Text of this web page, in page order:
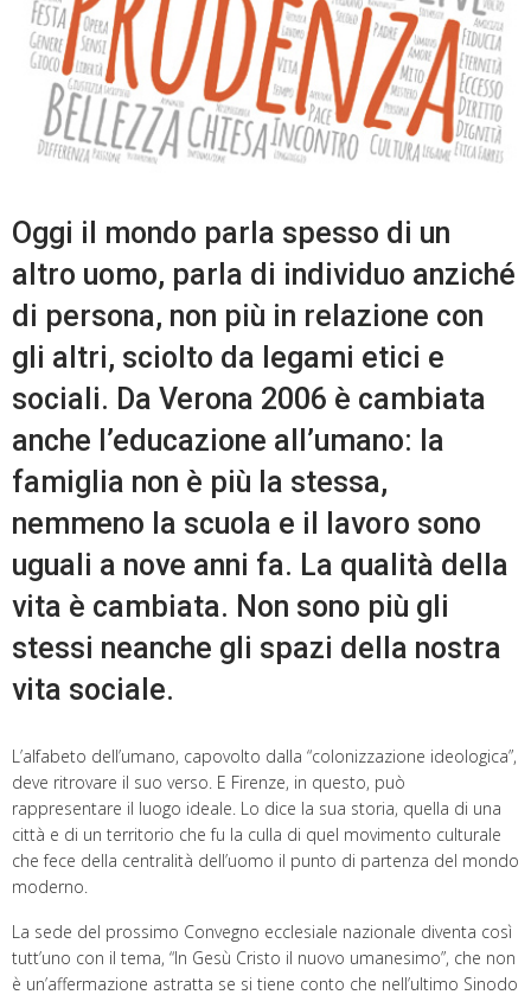
Oggi il mondo parla spesso di un
altro uomo, parla di individuo anziché
di persona, non più in relazione con
gli altri, sciolto da legami etici e
sociali. Da Verona 2006 è cambiata
anche l’educazione all’umano: la
famiglia non è più la stessa,
nemmeno la scuola e il lavoro sono
uguali a nove anni fa. La qualità della
vita è cambiata. Non sono più gli
stessi neanche gli spazi della nostra
vita sociale.
L’alfabeto dell’umano, capovolto dalla “colonizzazione ideologica”,
deve ritrovare il suo verso. E Firenze, in questo, può
rappresentare il luogo ideale. Lo dice la sua storia, quella di una
città e di un territorio che fu la culla di quel movimento culturale
che fece della centralità dell’uomo il punto di partenza del mondo
moderno.
La sede del prossimo Convegno ecclesiale nazionale diventa così
tutt’uno con il tema, “In Gesù Cristo il nuovo umanesimo”, che non
è un’affermazione astratta se si tiene conto che nell’ultimo Sinodo